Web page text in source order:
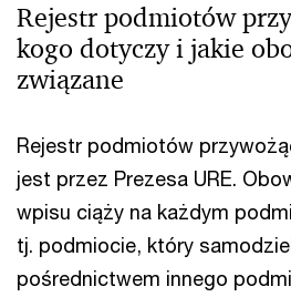
Rejestr podmiotów
kogo dotyczy i jakie
związane
Rejestr podmiotów
jest przez Prezesa URE.
wpisu ciąży na każdym
tj. podmiocie, który
pośrednictwem innego